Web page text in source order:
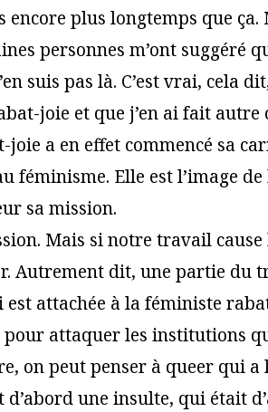
plus longtemps que ça.
personnes m’ont suggéré
suis pas là. C’est vrai, cela
joie et que j’en ai fait autre
a en effet commencé sa
féminisme. Elle est l’image
sa mission.
Mais si notre travail
Autrement dit, une partie du
attachée à la féministe
attaquer les institutions
on peut penser à queer qui a
une insulte, qui était